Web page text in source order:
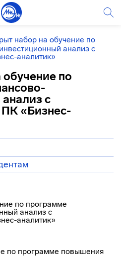
набор на обучение по
анализ с
аналитик»
по
с
«Бизнес-
по программе повышения